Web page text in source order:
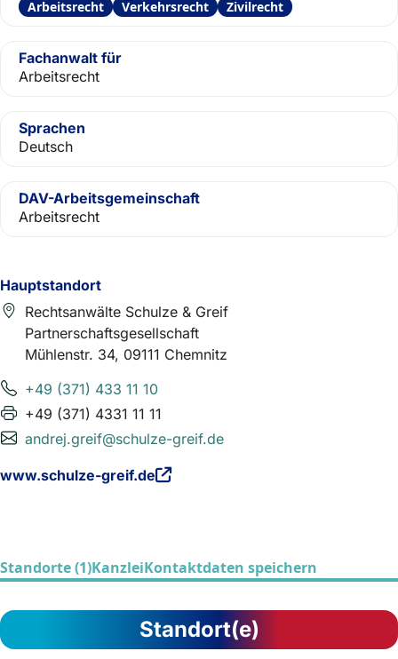
Hauptstandort
Rechtsanwälte Schulze & Greif
Partnerschaftsgesellschaft
Mühlenstr. 34, 09111 Chemnitz
+49 (371) 433 11 10
+49 (371) 4331 11 11
andrej.greif@schulze-greif.de
www.schulze-greif.de
Arbeitsrecht Verkehrsrecht Zivilrecht
Fachanwalt für
Arbeitsrecht
Sprachen
Deutsch
DAV-Arbeitsgemeinschaft
Arbeitsrecht
Standorte (1)KanzleiKontaktdaten speichern
Standort(e)